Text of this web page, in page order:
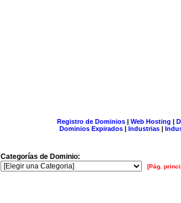
Registro de Dominios| Web Hosting |
Dominios Expirados | Industrias |
Categorías de Dominio:
[Pág.